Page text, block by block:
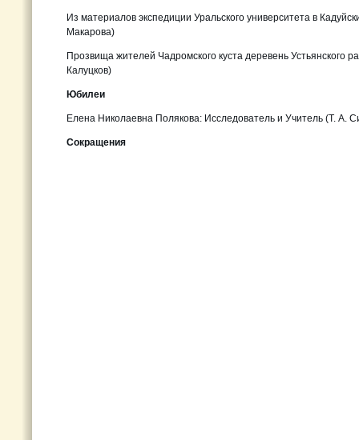
Из материалов экспедиции Уральского университета в
Макарова)
Прозвища жителей Чадромского куста деревень Устьянского
Калуцков)
Юбилеи
Елена Николаевна Полякова: Исследователь и Учитель (Т. А.
Сокращения